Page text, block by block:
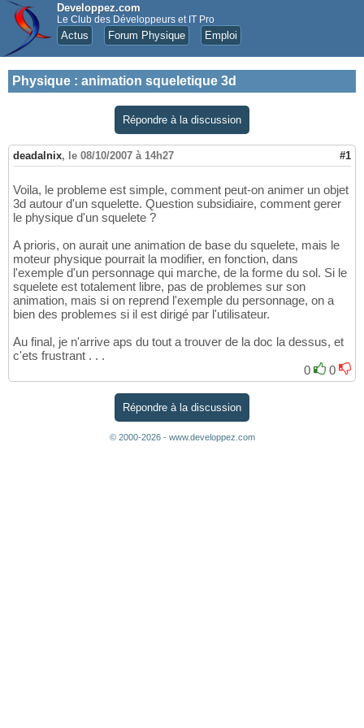
Developpez.com
Le Club des Développeurs et IT Pro
Actus Forum Physique Emploi
Physique : animation squeletique 3d
Répondre à la discussion
deadalnix, le 08/10/2007 à 14h27 #1
Voila, le probleme est simple, comment peut-on animer un objet
3d autour d'un squelette. Question subsidiaire, comment gerer
le physique d'un squelete ?
A prioris, on aurait une animation de base du squelete, mais le
moteur physique pourrait la modifier, en fonction, dans
l'exemple d'un personnage qui marche, de la forme du sol. Si le
squelete est totalement libre, pas de problemes sur son
animation, mais si on reprend l'exemple du personnage, on a
bien des problemes si il est dirigé par l'utilisateur.
Au final, je n'arrive aps du tout a trouver de la doc la dessus, et
c'ets frustrant . . .
0
0
Répondre à la discussion
© 2000-2026 - www.developpez.com